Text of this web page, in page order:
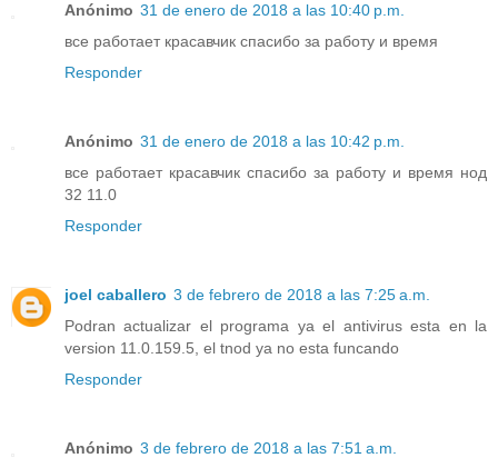
Anónimo 31 de enero de 2018 a las 10:40 p.m.
все работает красавчик спасибо за работу и время
Responder
Anónimo 31 de enero de 2018 a las 10:42 p.m.
все работает красавчик спасибо за работу и время нод
32 11.0
Responder
joel caballero 3 de febrero de 2018 a las 7:25 a.m.
Podran actualizar el programa ya el antivirus esta en la
version 11.0.159.5, el tnod ya no esta funcando
Responder
Anónimo 3 de febrero de 2018 a las 7:51 a.m.